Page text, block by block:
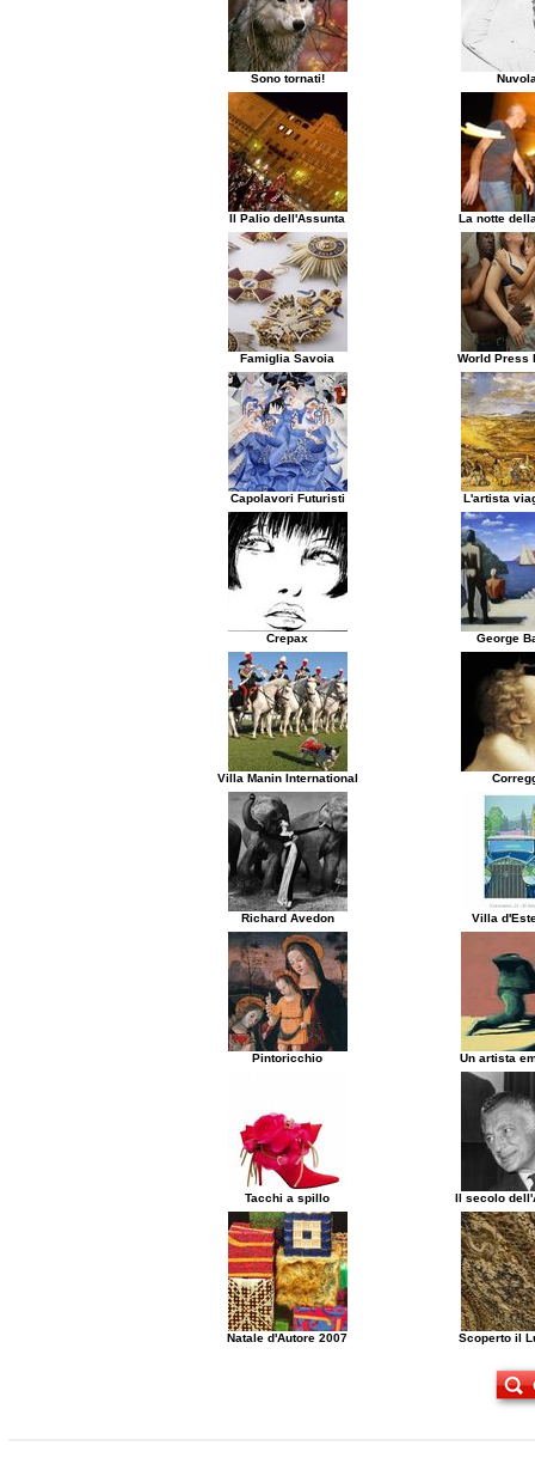
Sono tornati!
Il Palio dell'Assunta La notte
Famiglia Savoia World Press
Capolavori Futuristi L'artista
Crepax George
Villa Manin International
Richard Avedon Villa
Pintoricchio Un artista
Tacchi a spillo Il secolo
Natale d'Autore 2007 Scoperto il